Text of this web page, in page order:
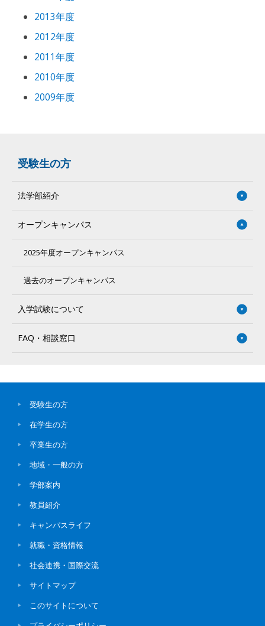
2013年度
2012年度
2011年度
2010年度
2009年度
受験生の方
法学部紹介
オープンキャンパス
2025年度オープンキャンパス
過去のオープンキャンパス
入学試験について
FAQ・相談窓口
受験生の方
在学生の方
卒業生の方
地域・一般の方
学部案内
教員紹介
キャンパスライフ
就職・資格情報
社会連携・国際交流
サイトマップ
このサイトについて